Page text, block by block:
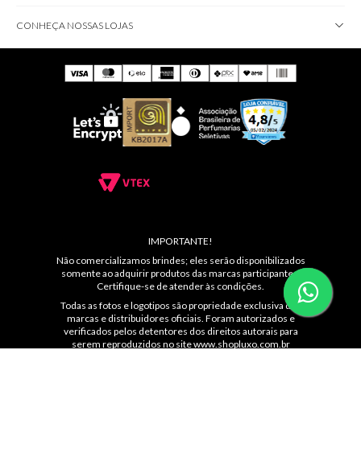
CONHEÇA NOSSAS LOJAS
IMPORTANTE!
Não comercializamos brindes; eles serão disponibilizados
somente ao adquirir produtos das marcas participantes.
Certifique-se de atender às condições.
Todas as fotos e logotipos são propriedade exclusiva das
marcas e distribuidores oficiais. Foram autorizados e
verificados pelos detentores dos direitos autorais para
serem reproduzidos no sitewww.shopluxo.com.br